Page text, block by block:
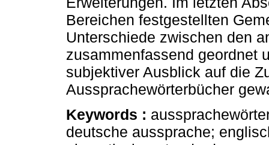
Bereichen festgestellten
Unterschiede zwischen den
zusammenfassend geordnet
subjektiver Ausblick auf die
Aussprachewörterbücher
Keywords :
deutsche aussprache;